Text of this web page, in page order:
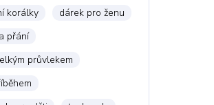
korálky
dárek pro ženu
přání
průvlekem